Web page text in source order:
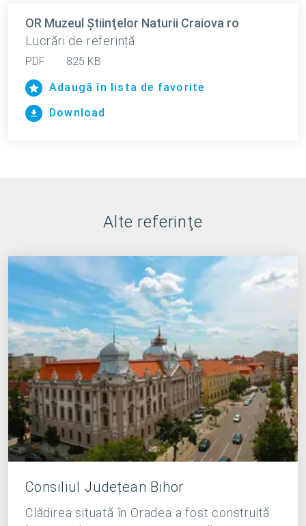
OR Muzeul Ştiinţelor Naturii Craiova ro
Lucrări de referință
PDF
825 KB
Adaugă în lista de favorite
Download
Alte referinţe
Consiliul Județean Bihor
Clădirea situată în Oradea a fost construită